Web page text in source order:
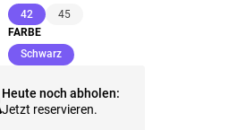
42(ausgewählt)
45
FARBE
Schwarz(ausgewählt)
Heute noch abholen:
Jetzt reservieren.